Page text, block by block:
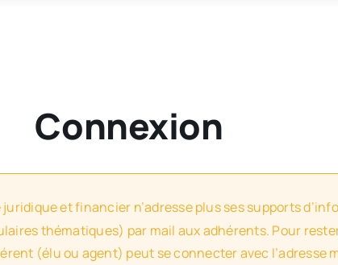
Connexion
et financier n’adresse plus ses supports
thématiques) par mail aux adhérents. Pour
(élu ou agent) peut se connecter avec l’adresse